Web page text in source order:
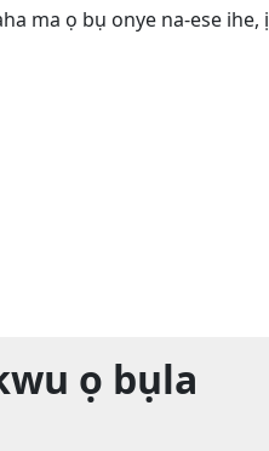
ma ọ bụ onye na-ese ihe, ị
ọ bụla